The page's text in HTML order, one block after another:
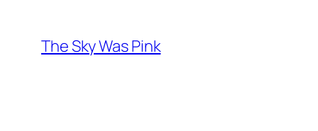
contenido
The Sky Was Pink